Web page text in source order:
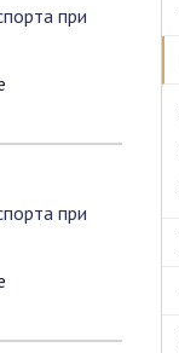
при
при